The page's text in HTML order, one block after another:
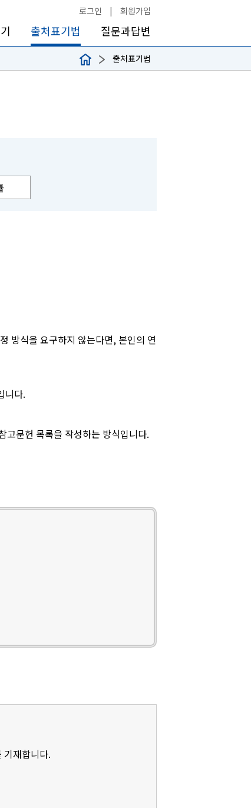
로그인 | 회원가입
출처표기법 질문과답변
출처표기법
방식을 요구하지 않는다면, 본인의 연
니다.
고문헌 목록을 작성하는 방식입니다.
기재합니다.